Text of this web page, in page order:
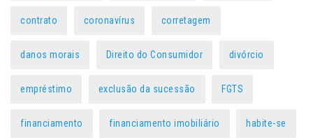
contrato coronavírus corretagem
danos morais Direito do Consumidor divórcio
empréstimo exclusão da sucessão FGTS
financiamento financiamento imobiliário habite-se